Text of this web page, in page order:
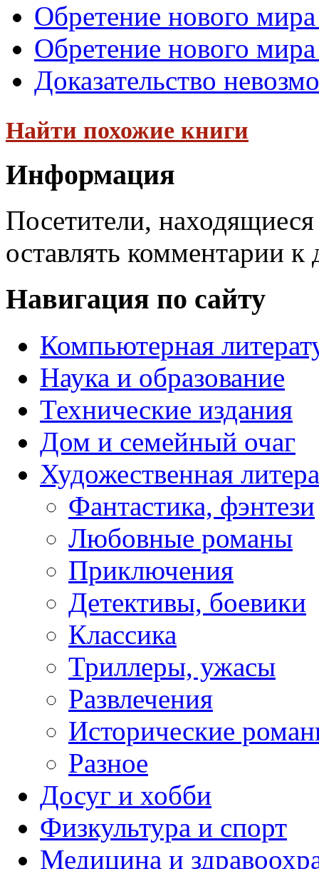
Обретение нового
Обретение нового
Доказательство
Найти похожие книги
Информация
Посетители,
оставлять комментарии к
Навигация по сайту
Компьютерная
Наука и образование
Технические издания
Дом и семейный очаг
Художественная
Фантастика, фэнтези
Любовные романы
Приключения
Детективы, боевики
Классика
Триллеры, ужасы
Развлечения
Исторические
Разное
Досуг и хобби
Физкультура и спорт
Медицина и